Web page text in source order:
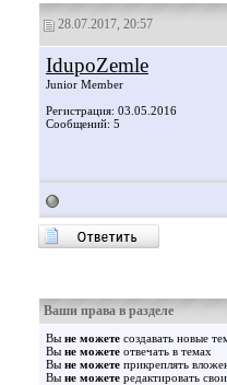
28.07.2017, 20:57
IdupoZemle
Junior Member
Регистрация: 03.05.2016
Сообщений: 5
Ваши права в разделе
Вы не можете создавать новые
Вы не можете отвечать в темах
Вы не можете прикреплять
Вы не можете редактировать